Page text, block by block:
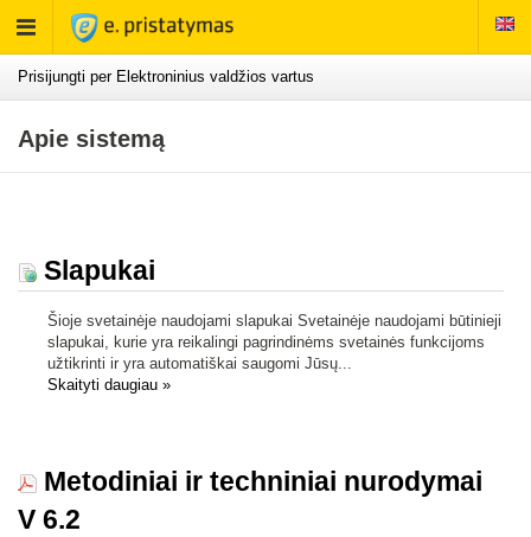
Rodyti
meniu
Prisijungti per Elektroninius valdžios vartus
Apie sistemą
Slapukai
Šioje svetainėje naudojami slapukai Svetainėje naudojami būtinieji
slapukai, kurie yra reikalingi pagrindinėms svetainės funkcijoms
užtikrinti ir yra automatiškai saugomi Jūsų...
Skaityti daugiau »
Metodiniai ir techniniai nurodymai
V 6.2